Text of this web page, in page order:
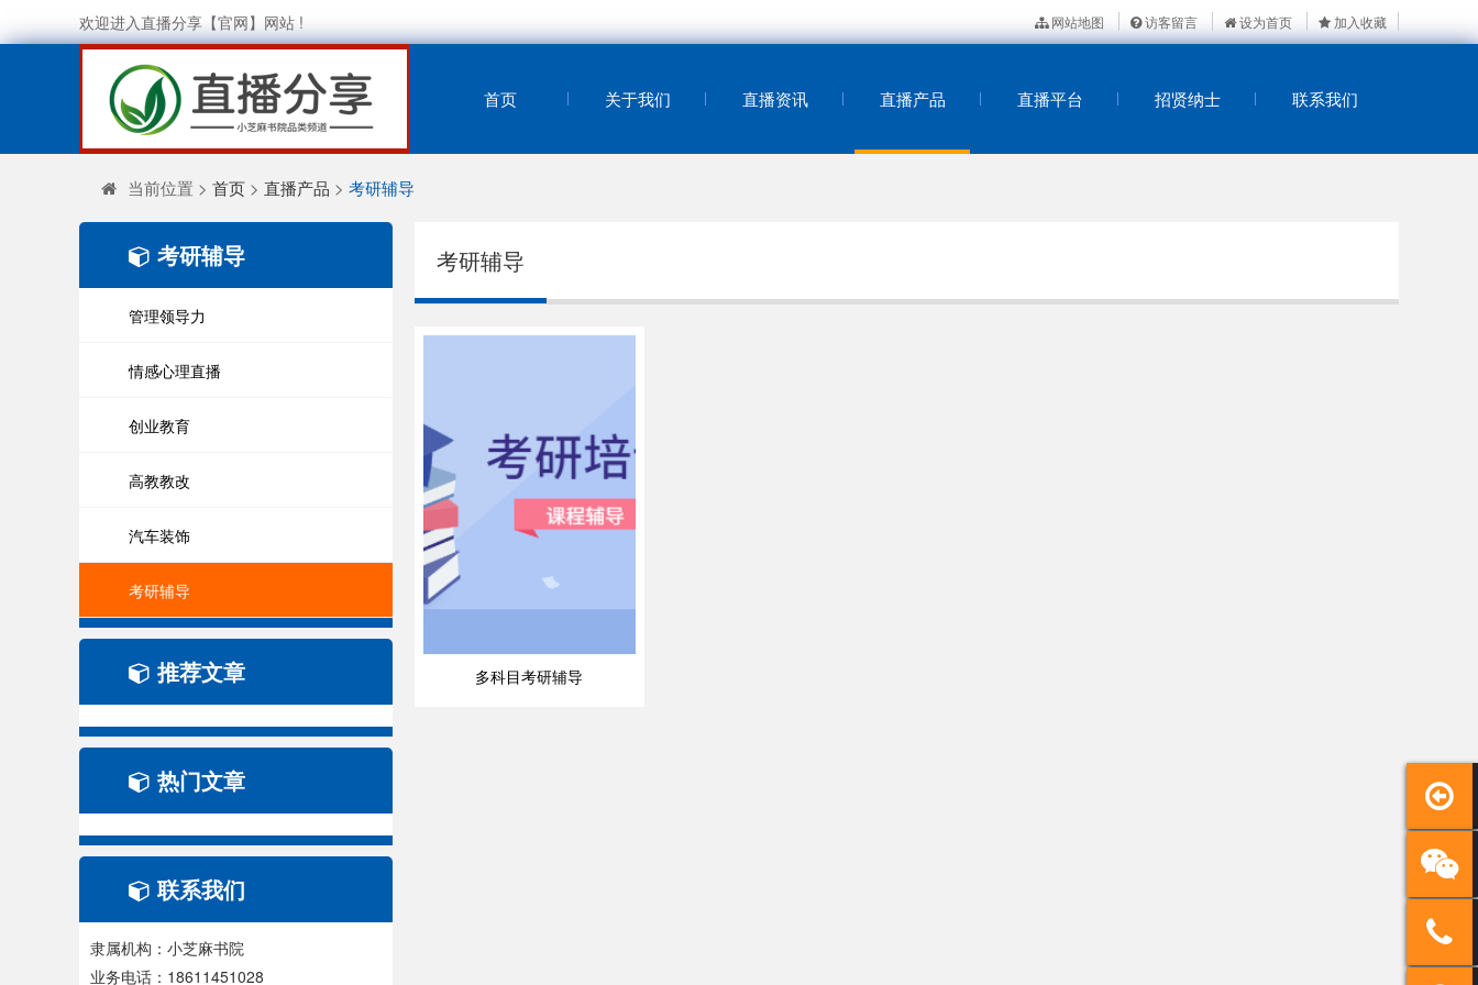
欢迎进入直播分享【官网】网站 ! 网站地图 访客留言 设为首页 加入收藏
首页 关于我们 直播资讯 直播产品 直播平台 招贤纳士 联系我们
当前位置 > 首页 > 直播产品 > 考研辅导
考研辅导
管理领导力
情感心理直播
创业教育
高教教改
汽车装饰
考研辅导
推荐文章
热门文章
联系我们
隶属机构：小芝麻书院
业务电话：18611451028
考研辅导
多科目考研辅导